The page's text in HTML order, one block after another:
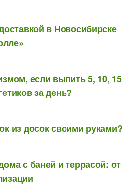
в Новосибирске
если выпить 5, 10, 15
за день?
из досок своими руками?
с баней и террасой: от